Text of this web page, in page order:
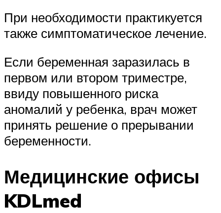
При необходимости практикуется
также симптоматическое лечение.
Если беременная заразилась в
первом или втором триместре,
ввиду повышенного риска
аномалий у ребенка, врач может
принять решение о прерывании
беременности.
Медицинские офисы
KDLmed